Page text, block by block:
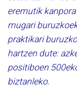
eremutik
mugari
praktikari
hartzen dute:
positiboen
biztanleko.